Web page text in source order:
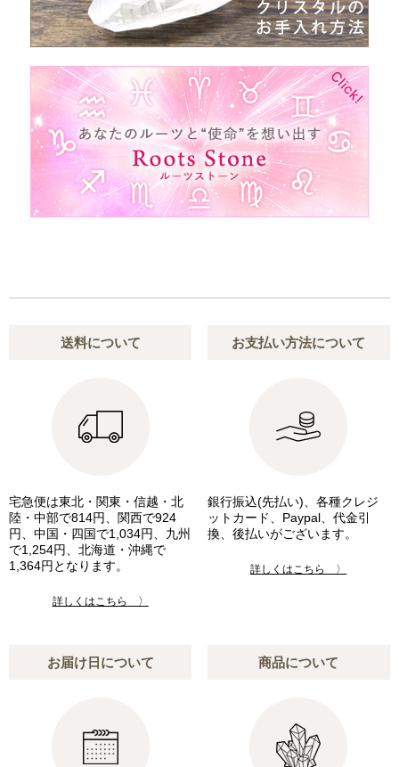
送料について
宅急便は東北・関東・信越・北
陸・中部で814円、関西で924
円、中国・四国で1,034円、九州
で1,254円、北海道・沖縄で
1,364円となります。
詳しくはこちら 〉
お支払い方法について
銀行振込(先払い)、各種クレジ
ットカード、Paypal、代金引
換、後払いがございます。
詳しくはこちら 〉
お届け日について 商品について